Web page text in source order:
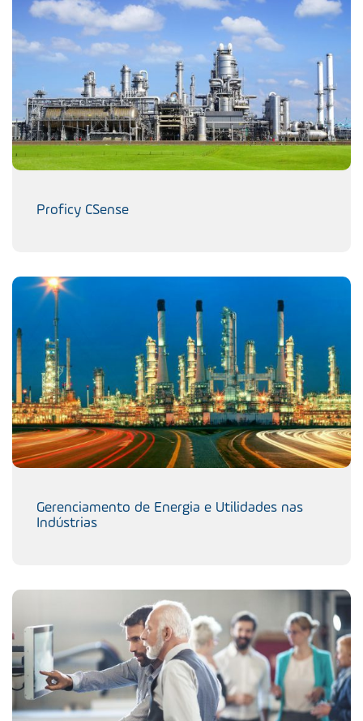
Proficy CSense
Gerenciamento de Energia e Utilidades nas
Indústrias